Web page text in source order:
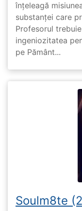
înțeleagă
substanței care
Profesorul
ingeniozitatea
pe Pământ...
Soulm8te